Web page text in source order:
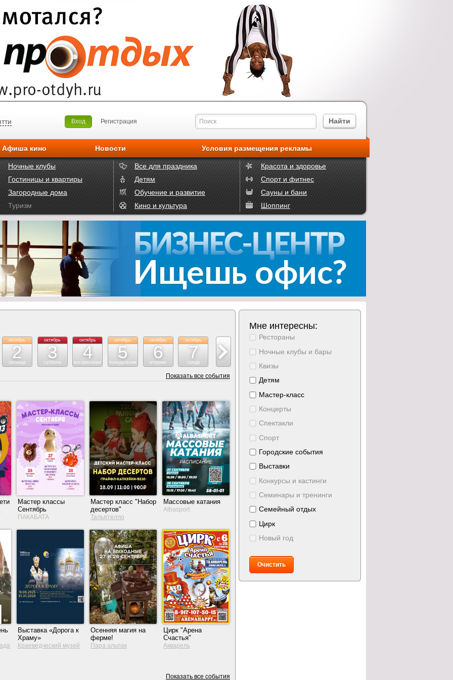
Вход Регистрация
Афиша кино Новости Условия размещения рекламы
Ночные клубы Все для праздника
Красота и здоровье
Гостиницы и квартиры Детям
Спорт и фитнес
Загородные дома Обучение и развитие
Сауны и бани
Туризм Кино и культура Шоппинг
октябрь
2
пятница
октябрь
3
суббота
октябрь
4
воскресение
октябрь
5
понедельник
октябрь
6
вторник
октябрь
7
среда
8
октябрь
9
пятница
октябрь
10 11
Показать все события
Мастер классы
Сентябрь
ПАКАБАТА
Мастер класс "Набор
десертов"
Тальятелло
Массовые катания
Albasport
Выставка «Дорога к
Храму»
Краеведческий музей
Осенняя магия на
ферме!
Пара альпак
Цирк "Арена
Счастья"
Акварель
Показать все события
Мне интересны:
Рестораны
Ночные клубы и бары
Квизы
Детям
Мастер-класс
Концерты
Спектакли
Спорт
Городские события
Выставки
Конкурсы и кастинги
Семинары и тренинги
Семейный отдых
Цирк
Новый год
Очистить